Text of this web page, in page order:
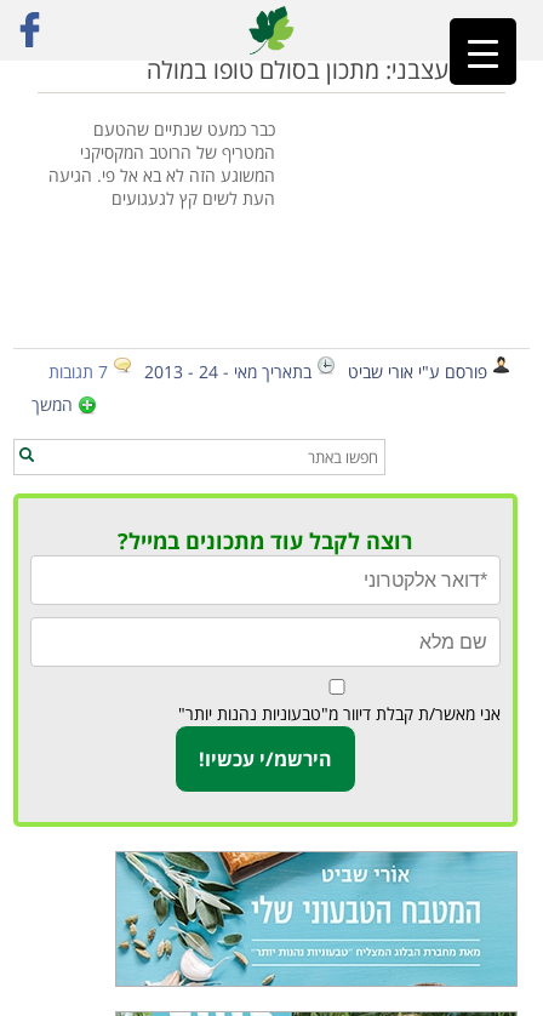
ראשי»אוכל מקסיקני
מהיר ועצבני: מתכון בסולם טופו במולה
כבר כמעט שנתיים שהטעם
המטריף של הרוטב המקסיקני
המשוגע הזה לא בא אל פי. הגיעה
העת לשים קץ לגעגועים
פורסם ע"י אורי שביט בתאריך מאי - 24 - 2013
7 תגובות
המשך
רוצה לקבל עוד מתכונים במייל?
אני מאשר/ת קבלת דיוור מ"טבעוניות נהנות יותר"